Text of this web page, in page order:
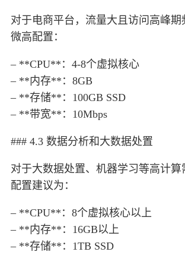
对于电商平台，流量大且访问高峰期
微高配置：
– **CPU**：4-8个虚拟核心
– **内存**：8GB
– **存储**：100GB SSD
– **带宽**：10Mbps
### 4.3 数据分析和大数据处置
对于大数据处置、机器学习等高计算
配置建议为：
– **CPU**：8个虚拟核心以上
– **内存**：16GB以上
– **存储**：1TB SSD